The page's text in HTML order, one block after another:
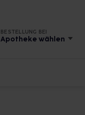
BESTELLUNG BEI
Apotheke wählen